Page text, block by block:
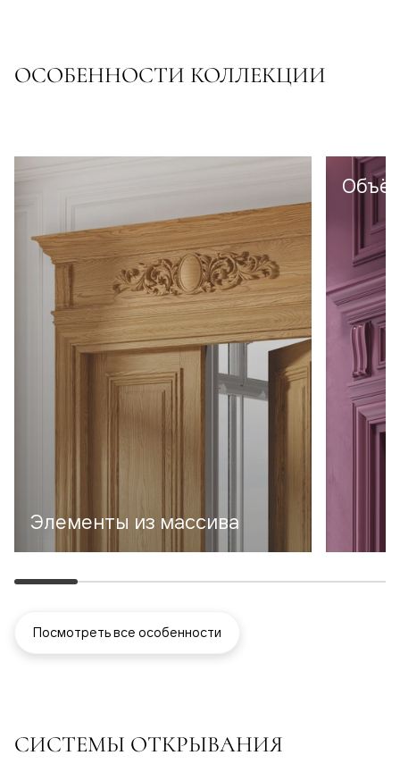
ОСОБЕННОСТИ КОЛЛЕКЦИИ
Элементы из массива
Посмотреть все особенности
СИСТЕМЫ ОТКРЫВАНИЯ